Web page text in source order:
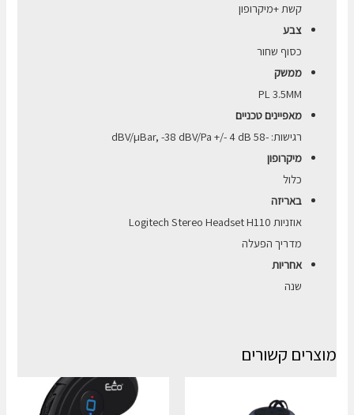
קשת +מיקרופון
צבע
כסוף שחור
ממשק
PL 3.5MM
מאפיינים טכניים
רגישות: -58 dBV/µBar, -38 dBV/Pa +/- 4 dB
מיקרופון
כלול
באריזה
אוזניות Logitech Stereo Headset H110
מדריך הפעלה
אחריות
שנה
מוצרים קשורים